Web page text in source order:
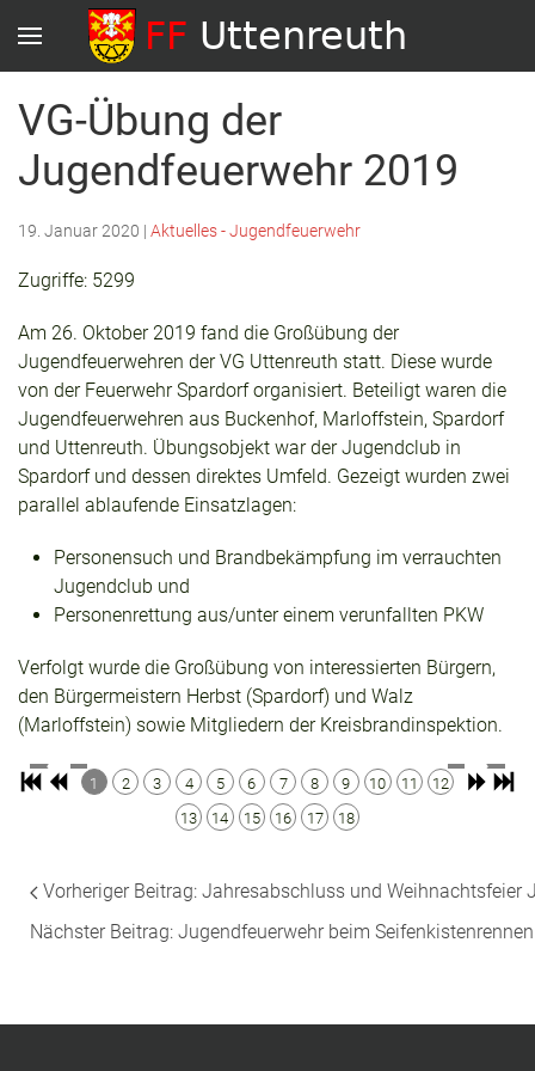
VG-Übung der
Jugendfeuerwehr 2019
19. Januar 2020 | Aktuelles - Jugendfeuerwehr
Zugriffe: 5299
Am 26. Oktober 2019 fand die Großübung der
Jugendfeuerwehren der VG Uttenreuth statt. Diese wurde
von der Feuerwehr Spardorf organisiert. Beteiligt waren die
Jugendfeuerwehren aus Buckenhof, Marloffstein, Spardorf
und Uttenreuth. Übungsobjekt war der Jugendclub in
Spardorf und dessen direktes Umfeld. Gezeigt wurden zwei
parallel ablaufende Einsatzlagen:
Personensuch und Brandbekämpfung im verrauchten
Jugendclub und
Personenrettung aus/unter einem verunfallten PKW
Verfolgt wurde die Großübung von interessierten Bürgern,
den Bürgermeistern Herbst (Spardorf) und Walz
(Marloffstein) sowie Mitgliedern der Kreisbrandinspektion.
1 2 3 4 5 6 7 8 9 10 11
12
13
14 15 16 17 18
Vorheriger Beitrag: Jahresabschluss und Weihnachtsfeier
Nächster Beitrag: Jugendfeuerwehr beim